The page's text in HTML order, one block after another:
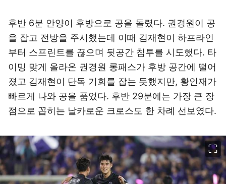
후반 6분 안양이 후방으로 공을 돌렸다. 권경원이 공
을 잡고 전방을 주시했는데 이때 김재현이 하프라인
부터 스프린트를 끊으며 뒷공간 침투를 시도했다. 타
이밍 맞게 올라온 권경원 롱패스가 후방 공간에 떨어
졌고 김재현이 단독 기회를 잡는 듯했지만, 황인재가
빠르게 나와 공을 품었다. 후반 29분에는 가장 큰 장
점으로 꼽히는 날카로운 크로스도 한 차례 선보였다.